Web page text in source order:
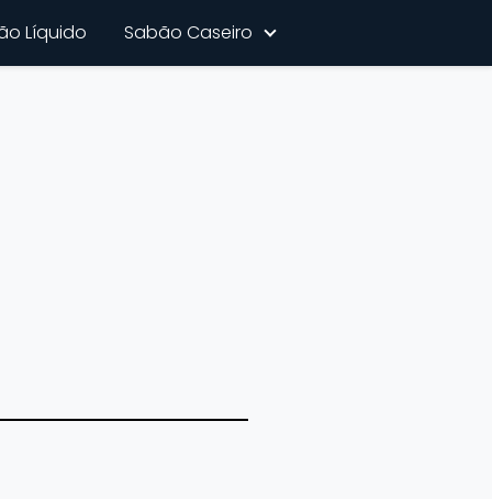
Líquido Sabão Caseiro